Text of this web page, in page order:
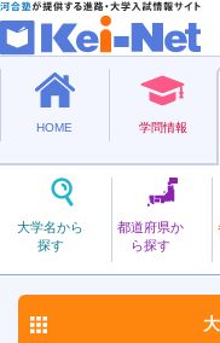
HOME 学問情報
大学名から
探す
都道府県か
ら探す
国立
ふくおかきょういく
福岡教育